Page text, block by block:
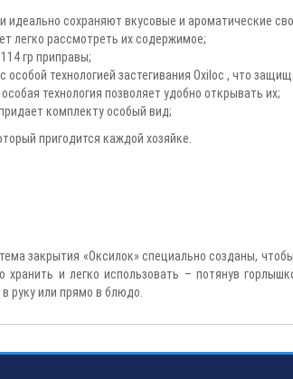
сохраняют вкусовые и ароматические
легко рассмотреть их содержимое;
гр приправы;
технологией застегивания Oxiloc , что
технология позволяет удобно открывать их;
комплекту особый вид;
пригодится каждой хозяйке.
закрытия «Оксилок» специально созданы,
и легко использовать – потянув
руку или прямо в блюдо.